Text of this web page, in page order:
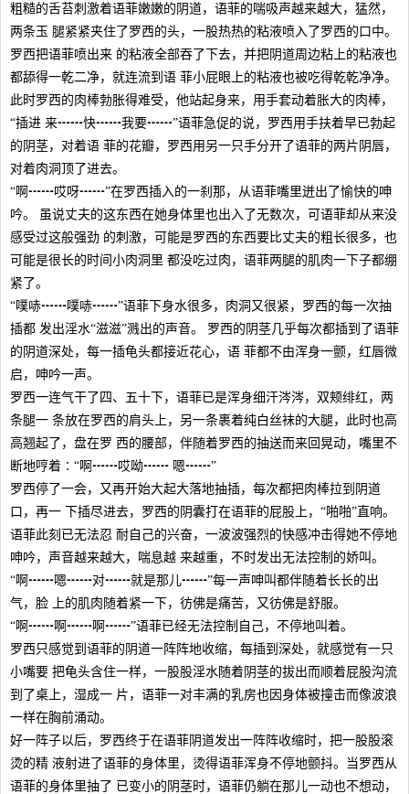
粗糙的舌苔刺激着语菲嫩嫩的阴道，语菲的喘吸声越来越大，猛然，
两条玉 腿紧紧夹住了罗西的头，一股热热的粘液喷入了罗西的口中。
罗西把语菲喷出来 的粘液全部吞了下去，并把阴道周边粘上的粘液也
都舔得一乾二净，就连流到语 菲小屁眼上的粘液也被吃得乾乾净净。
此时罗西的肉棒勃胀得难受，他站起身来，用手套动着胀大的肉棒，
“插进 来┅┅快┅┅我要┅┅”语菲急促的说，罗西用手扶着早已勃起
的阴茎，对着语 菲的花瓣，罗西用另一只手分开了语菲的两片阴唇，
对着肉洞顶了进去。
“啊┅┅哎呀┅┅”在罗西插入的一刹那，从语菲嘴里迸出了愉快的呻
吟。 虽说丈夫的这东西在她身体里也出入了无数次，可语菲却从来没
感受过这般强劲 的刺激，可能是罗西的东西要比丈夫的粗长很多，也
可能是很长的时间小肉洞里 都没吃过肉，语菲两腿的肌肉一下子都绷
紧了。
“噗哧┅┅噗哧┅┅”语菲下身水很多，肉洞又很紧，罗西的每一次抽
插都 发出淫水“滋滋”溅出的声音。 罗西的阴茎几乎每次都插到了语菲
的阴道深处，每一插龟头都接近花心，语 菲都不由浑身一颤，红唇微
启，呻吟一声。
罗西一连气干了四、五十下，语菲已是浑身细汗涔涔，双颊绯红，两
条腿一 条放在罗西的肩头上，另一条裹着纯白丝袜的大腿，此时也高
高翘起了，盘在罗 西的腰部，伴随着罗西的抽送而来回晃动，嘴里不
断地哼着∶“啊┅┅哎呦┅┅ 嗯┅┅”
罗西停了一会，又再开始大起大落地抽插，每次都把肉棒拉到阴道
口，再一 下插尽进去，罗西的阴囊打在语菲的屁股上，“啪啪”直响。
语菲此刻已无法忍 耐自己的兴奋，一波波强烈的快感冲击得她不停地
呻吟，声音越来越大，喘息越 来越重，不时发出无法控制的娇叫。
“啊┅┅嗯┅┅对┅┅就是那儿┅┅”每一声呻叫都伴随着长长的出
气，脸 上的肌肉随着紧一下，彷佛是痛苦，又彷佛是舒服。
“啊┅┅啊┅┅啊┅┅”语菲已经无法控制自己，不停地叫着。
罗西只感觉到语菲的阴道一阵阵地收缩，每插到深处，就感觉有一只
小嘴要 把龟头含住一样，一股股淫水随着阴茎的拔出而顺着屁股沟流
到了桌上，湿成一 片，语菲一对丰满的乳房也因身体被撞击而像波浪
一样在胸前涌动。
好一阵子以后，罗西终于在语菲阴道发出一阵阵收缩时，把一股股滚
烫的精 液射进了语菲的身体里，烫得语菲浑身不停地颤抖。当罗西从
语菲的身体里抽了 已变小的阴茎时，语菲仍躺在那儿一动也不想动，